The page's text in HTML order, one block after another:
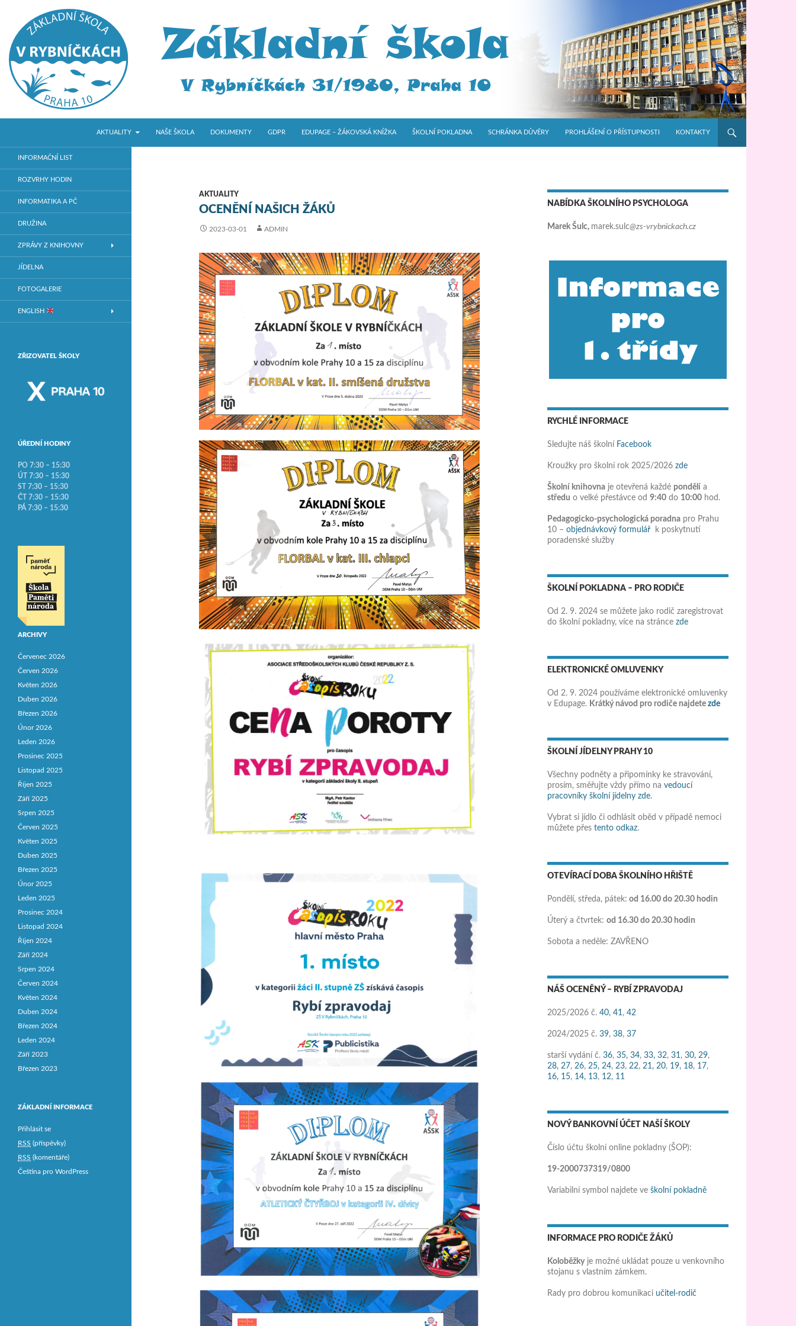
ZŠ V RybníčkáchAKTUALITY
NAŠE ŠKOLA DOKUMENTY GDPR EDUPAGE – ŽÁKOVSKÁ KNÍŽKA ŠKOLNÍ POKLADNA SCHRÁNKA DŮVĚRY PROHLÁŠENÍ O PŘÍSTUPNOSTI KONTAKTY
AKTUALITY
OCENĚNÍ NAŠICH ŽÁKŮ
2023-03-01 ADMIN
NABÍDKA ŠKOLNÍHO PSYCHOLOGA
Marek Šulc, marek.sulc@zs-vrybnickach.cz
RYCHLÉ INFORMACE
Sledujte náš školní Facebook
Kroužky pro školní rok 2025/2026 zde
Školní knihovna je otevřená každé pondělí a
středu o velké přestávce od 9:40 do 10:00 hod.
Pedagogicko-psychologická poradna pro Prahu
10 – objednávkový formulář k poskytnutí
poradenské služby
ŠKOLNÍ POKLADNA – PRO RODIČE
Od 2. 9. 2024 se můžete jako rodič zaregistrovat
do školní pokladny, více na stránce zde
ELEKTRONICKÉ OMLUVENKY
Od 2. 9. 2024 používáme elektronické omluvenky
v Edupage. Krátký návod pro rodiče najdete zde
ŠKOLNÍ JÍDELNY PRAHY 10
Všechny podněty a připomínky ke stravování,
prosím, směřujte vždy přímo na vedoucí
pracovníky školní jídelny zde.
Vybrat si jídlo či odhlásit oběd v případě nemoci
můžete přes tento odkaz.
OTEVÍRACÍ DOBA ŠKOLNÍHO HŘIŠTĚ
Pondělí, středa, pátek: od 16.00 do 20.30 hodin
Úterý a čtvrtek: od 16.30 do 20.30 hodin
Sobota a neděle: ZAVŘENO
NÁŠ OCENĚNÝ – RYBÍ ZPRAVODAJ
2025/2026 č. 40, 41, 42
2024/2025 č. 39, 38, 37
starší vydání č. 36, 35, 34, 33, 32, 31, 30, 29,
28, 27, 26, 25, 24, 23, 22, 21, 20, 19, 18, 17,
16, 15, 14, 13, 12, 11
NOVÝ BANKOVNÍ ÚČET NAŠÍ ŠKOLY
Číslo účtu školní online pokladny (ŠOP):
19-2000737319/0800
Variabilní symbol najdete ve školní pokladně
INFORMACE PRO RODIČE ŽÁKŮ
Koloběžkyje možné ukládat pouze u venkovního
stojanu s vlastním zámkem.
Rady pro dobrou komunikaci učitel-rodič
Základní škola v Praze 10
INFORMAČNÍ LIST
ROZVRHY HODIN
INFORMATIKA A PČ
DRUŽINA
ZPRÁVY Z KNIHOVNY
JÍDELNA
FOTOGALERIE
ENGLISH
ZŘIZOVATEL ŠKOLY
ÚŘEDNÍ HODINY
PO 7:30 – 15:30
ÚT 7:30 – 15:30
ST 7:30 – 15:30
ČT 7:30 – 15:30
PÁ 7:30 – 15:30
ARCHIVY
Červenec 2026
Červen 2026
Květen 2026
Duben 2026
Březen 2026
Únor 2026
Leden 2026
Prosinec 2025
Listopad 2025
Říjen 2025
Září 2025
Srpen 2025
Červen 2025
Květen 2025
Duben 2025
Březen 2025
Únor 2025
Leden 2025
Prosinec 2024
Listopad 2024
Říjen 2024
Září 2024
Srpen 2024
Červen 2024
Květen 2024
Duben 2024
Březen 2024
Leden 2024
Září 2023
Březen 2023
ZÁKLADNÍ INFORMACE
Přihlásit se
RSS (příspěvky)
RSS (komentáře)
Čeština pro WordPress